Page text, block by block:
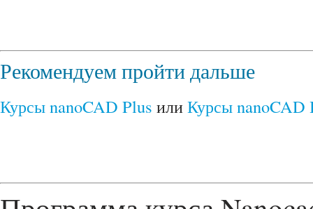
Рекомендуем пройти дальше
Курсы nanoCAD Plus илиКурсы nanoCAD